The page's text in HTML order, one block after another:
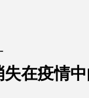
在疫情